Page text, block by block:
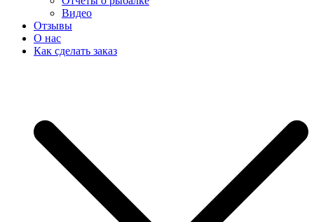
Видео
Отзывы
О нас
Как сделать заказ